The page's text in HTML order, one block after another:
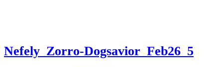
Nefely_Zorro-Dogsavior_Feb26_5